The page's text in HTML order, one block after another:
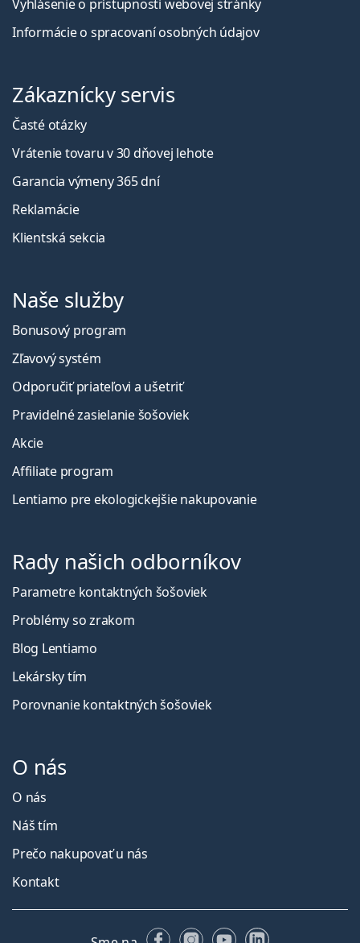
Vyhlásenie o prístupnosti webovej stránky
Informácie o spracovaní osobných údajov
Zákaznícky servis
Časté otázky
Vrátenie tovaru v 30 dňovej lehote
Garancia výmeny 365 dní
Reklamácie
Klientská sekcia
Naše služby
Bonusový program
Zľavový systém
Odporučiť priateľovi a ušetriť
Pravidelné zasielanie šošoviek
Akcie
Affiliate program
Lentiamo pre ekologickejšie nakupovanie
Rady našich odborníkov
Parametre kontaktných šošoviek
Problémy so zrakom
Blog Lentiamo
Lekársky tím
Porovnanie kontaktných šošoviek
O nás
O nás
Náš tím
Prečo nakupovať u nás
Kontakt
FacebookuInstagrame
YouTubeLinkedIn